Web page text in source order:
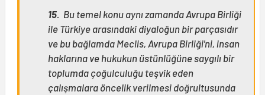
15 . Bu temel konu aynı zamanda Avrupa Birliği
ile Türkiye arasındaki diyaloğun bir parçasıdır
ve bu bağlamda Meclis, Avrupa Birliği'ni, insan
haklarına ve hukukun üstünlüğüne saygılı bir
toplumda çoğulculuğu teşvik eden
çalışmalara öncelik verilmesi doğrultusunda